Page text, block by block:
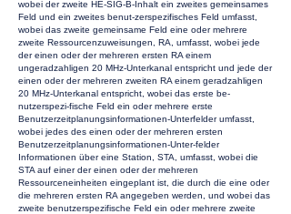
wobei der zweite HE-SIG-B-Inhalt ein zweites gemeinsames
Feld und ein zweites benut-zerspezifisches Feld umfasst,
wobei das zweite gemeinsame Feld eine oder mehrere
zweite Ressourcenzuweisungen, RA, umfasst, wobei jede
der einen oder der mehreren ersten RA einem
ungeradzahligen 20 MHz-Unterkanal entspricht und jede der
einen oder der mehreren zweiten RA einem geradzahligen
20 MHz-Unterkanal entspricht, wobei das erste be-
nutzerspezi-fische Feld ein oder mehrere erste
Benutzerzeitplanungsinformationen-Unterfelder umfasst,
wobei jedes des einen oder der mehreren ersten
Benutzerzeitplanungsinformationen-Unter-felder
Informationen über eine Station, STA, umfasst, wobei die
STA auf einer der einen oder der mehreren
Ressourceneinheiten eingeplant ist, die durch die eine oder
die mehreren ersten RA angegeben werden, und wobei das
zweite benutzerspezifische Feld ein oder mehrere zweite